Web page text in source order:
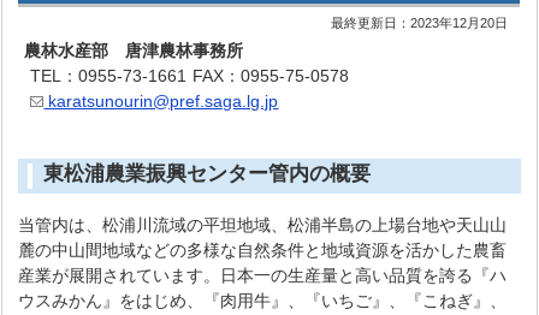
最終更新日：2023年12月20日
農林水産部 唐津農林事務所
TEL：0955-73-1661 FAX：0955-75-0578
karatsunourin@pref.saga.lg.jp
東松浦農業振興センター管内の概要
当管内は、松浦川流域の平坦地域、松浦半島の上場台地や天山山
麓の中山間地域などの多様な自然条件と地域資源を活かした農畜
産業が展開されています。日本一の生産量と高い品質を誇る『ハ
ウスみかん』をはじめ、『肉用牛』、『いちご』、『こねぎ』、